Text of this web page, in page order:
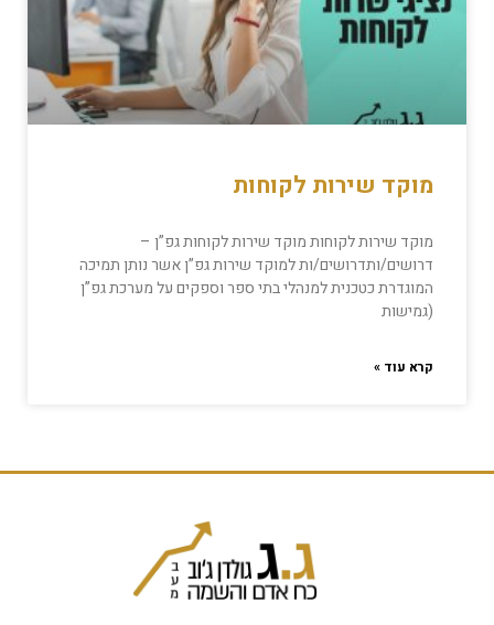
מוקד שירות לקוחות
מוקד שירות לקוחות מוקד שירות לקוחות גפ”ן –
דרושים/ותדרושים/ות למוקד שירות גפ”ן אשר נותן תמיכה
המוגדרת כטכנית למנהלי בתי ספר וספקים על מערכת גפ”ן
(גמישות
קרא עוד »